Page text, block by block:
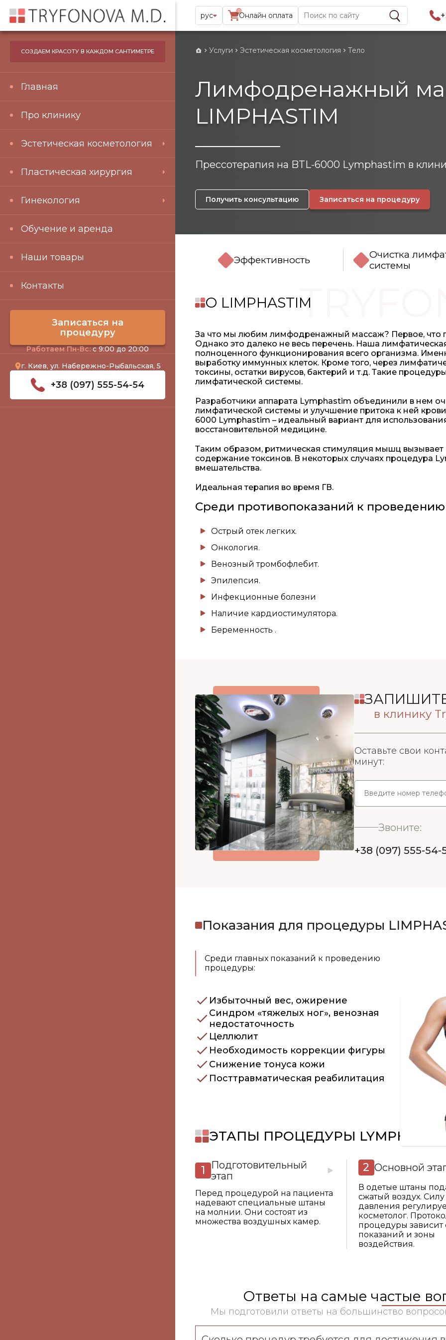
рус
0
Онлайн оплата Найти:
СОЗДАЕМ КРАСОТУ В КАЖДОМ САНТИМЕТРЕ
Главная
Про клинику
Эстетическая косметология
Пластическая хирургия
Гинекология
Обучение и аренда
Наши товары
Контакты
Записаться на
процедуру
Работаем Пн-Вс:с 9:00 до 20:00
г. Киев, ул. Набережно-Рыбальская, 5
+38 (097) 555-54-54
Услуги Эстетическая косметология Тело
Лимфодренажный
LIMPHASTІM
Прессотерапия на BTL-6000 Lymphastim в
Получить консультацию Записаться на процедуру
Эффективность
Очистка
системы
О LIMPHASTІM
За что мы любим лимфодренажный массаж? Первое, что
Однако это далеко не весь перечень. Наша
полноценного функционирования всего организма.
выработку иммунных клеток. Кроме того, через
токсины, остатки вирусов, бактерий и т.д. Такие
лимфатической системы.
Разработчики аппарата Lymphastim объединили в нем
лимфатической системы и улучшение притока к ней
6000 Lymphastim – идеальный вариант для
восстановительной медицине.
Таким образом, ритмическая стимуляция мышц
содержание токсинов. В некоторых случаях процедура
вмешательства.
Идеальная терапия во время ГВ.
Среди противопоказаний к
Острый отек легких.
Онкология.
Венозный тромбофлебит.
Эпилепсия.
Инфекционные болезни
Наличие кардиостимулятора.
Беременность .
в клинику
Оставьте свои
минут:
Звоните:
+38 (097) 555-54-
Показания для процедуры
Среди главных показаний к проведению
процедуры:
Избыточный вес, ожирение
Синдром «тяжелых ног», венозная
недостаточность
Целлюлит
Необходимость коррекции фигуры
Снижение тонуса кожи
Посттравматическая реабилитация
ЭТАПЫ ПРОЦЕДУРЫ
Подготовительный
этап
Перед процедурой на пациента
надевают специальные штаны
на молнии. Они состоят из
множества воздушных камер.
Основной
В одетые штаны
сжатый воздух. Силу
давления
косметолог.
процедуры зависит
показаний и зоны
воздействия.
Ответы на самые частые
Мы подготовили ответы на большинство